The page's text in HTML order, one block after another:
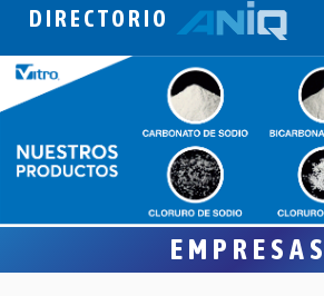
DIRECTORIO
EMPRESAS